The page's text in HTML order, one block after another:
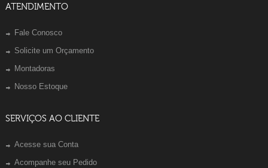
ATENDIMENTO
Fale Conosco
Solicite um Orçamento
Montadoras
Nosso Estoque
SERVIÇOS AO CLIENTE
Acesse sua Conta
Acompanhe seu Pedido